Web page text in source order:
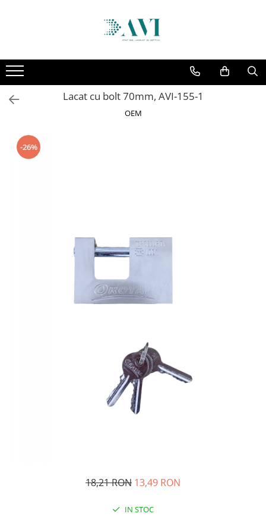
Casa
Accesorii uscatoare rufe
Aparate electrocasnice & accesorii
Aparate si accesorii intretinere
Accesorii pentru ochelari si lentile
de contact
Baterii sanitare baie
Coloane de dus si seturi de dus
Oglinzi si mobilier baie
Curatatoare legume si fructe
Cantare electronice comerciale
Lacat cu bolt 70mm, AVI-155-1
OEM
-26%
18,21 RON 13,49 RON
IN STOC